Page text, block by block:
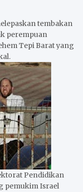
tembakan
perempuan
Tepi Barat yang
Pendidikan
pemukim Israel